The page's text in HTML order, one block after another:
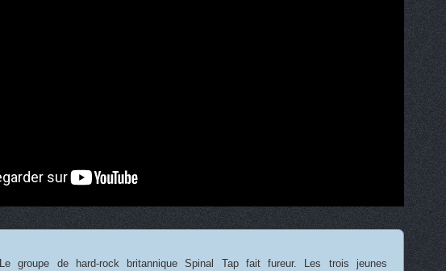
Le groupe de hard-rock britannique Spinal Tap fait fureur. Les trois jeunes